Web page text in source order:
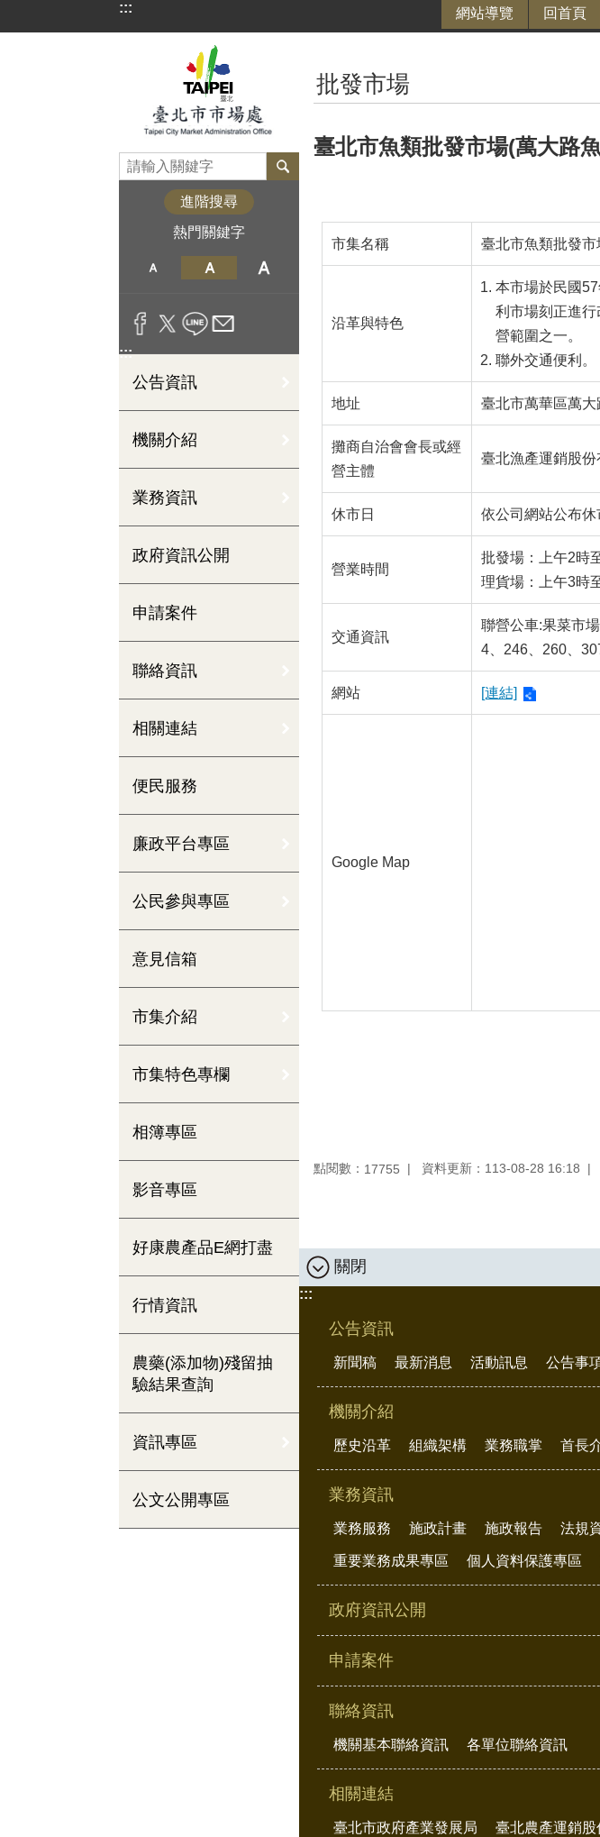
跳到主要內容區塊
::: 網站導覽 回首頁
進階搜尋
熱門關鍵字
:::
公告資訊
機關介紹
業務資訊
政府資訊公開
申請案件
聯絡資訊
相關連結
便民服務
廉政平台專區
公民參與專區
意見信箱
市集介紹
市集特色專欄
相簿專區
影音專區
好康農產品E網打盡
行情資訊
農藥(添加物)殘留抽
驗結果查詢
資訊專區
公文公開專區
批發市場
臺北市魚類批發市場(萬大路
市集名稱 臺北市魚類批發
沿革與特色
本市場於民國
利市場刻正進
營範圍之一。
聯外交通便利。
地址 臺北市萬華區萬大
攤商自治會會長或經
營主體
臺北漁產運銷股
休市日 依公司網站公布休
營業時間
批發場：上午2時
理貨場：上午3時
交通資訊
聯營公車:果菜市
4、246、260、
網站 [連結]
Google Map
點閱數： 17755 資料更新：113-08-28 16:18
關閉
:::
公告資訊
新聞稿 最新消息 活動訊息 公告事
機關介紹
歷史沿革 組織架構 業務職掌 首長
業務資訊
業務服務 施政計畫 施政報告 法規
重要業務成果專區 個人資料保護專區
政府資訊公開
申請案件
聯絡資訊
機關基本聯絡資訊 各單位聯絡資訊
相關連結
臺北市政府產業發展局 臺北農產運銷股